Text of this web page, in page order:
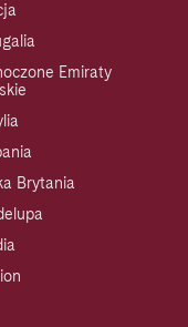
Emiraty
Brytania